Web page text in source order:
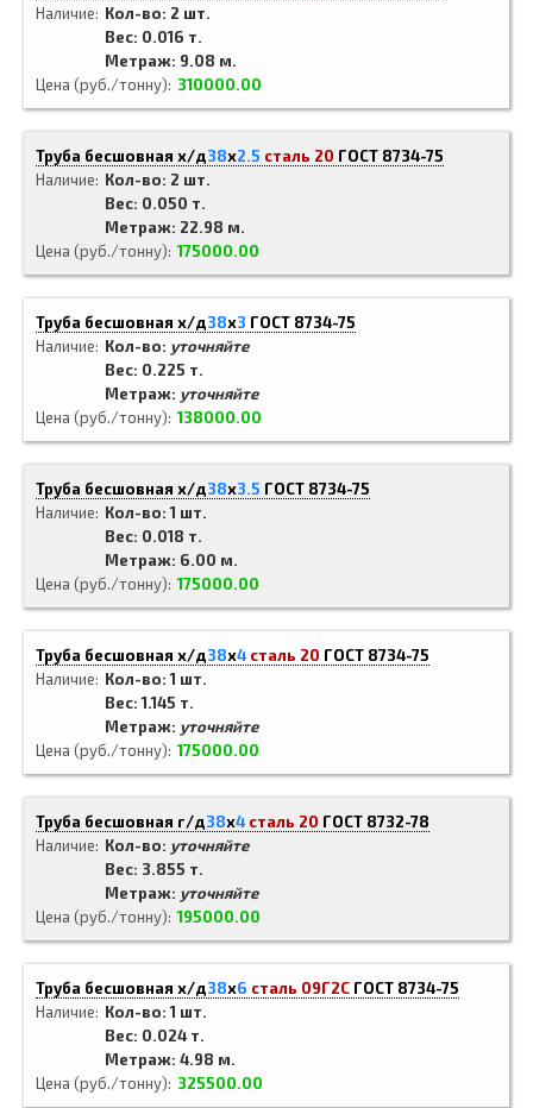
Наличие
Кол-во: 2 шт.
Вес: 0.016 т.
Метраж: 9.08 м.
Цена (руб./тонну)
310000.00
Труба бесшовная х/д38x2.5 сталь 20 ГОСТ 8734-75
Наличие
Кол-во: 2 шт.
Вес: 0.050 т.
Метраж: 22.98 м.
Цена (руб./тонну) 175000.00
Труба бесшовная х/д38x3 ГОСТ 8734-75
Наличие
Кол-во: уточняйте
Вес: 0.225 т.
Метраж: уточняйте
Цена (руб./тонну) 138000.00
Труба бесшовная х/д38x3.5 ГОСТ 8734-75
Наличие
Кол-во: 1 шт.
Вес: 0.018 т.
Метраж: 6.00 м.
Цена (руб./тонну) 175000.00
Труба бесшовная х/д38x4 сталь 20 ГОСТ 8734-75
Наличие
Кол-во: 1 шт.
Вес: 1.145 т.
Метраж: уточняйте
Цена (руб./тонну) 175000.00
Труба бесшовная г/д38x4 сталь 20 ГОСТ 8732-78
Наличие
Кол-во: уточняйте
Вес: 3.855 т.
Метраж: уточняйте
Цена (руб./тонну) 195000.00
Труба бесшовная х/д38x6 сталь 09Г2С ГОСТ 8734-75
Наличие
Кол-во: 1 шт.
Вес: 0.024 т.
Метраж: 4.98 м.
Цена (руб./тонну)
325500.00